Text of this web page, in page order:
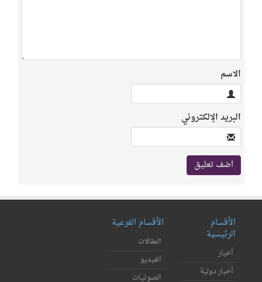
الاسم
البريد الإلكتروني
الأقسام
الرئيسية
أخبار
أخبار دولية
الأقسام الفرعية
المقالات
الفيديو
الصوتيات